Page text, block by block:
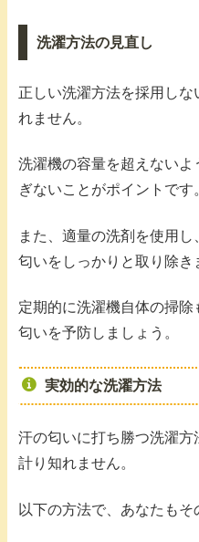
洗濯方法の見直し
正しい洗濯方法を採用し
れません。
洗濯機の容量を超えない
ぎないことがポイントです
また、適量の洗剤を使用
匂いをしっかりと取り除き
定期的に洗濯機自体の掃
匂いを予防しましょう。
実効的な洗濯方法
汗の匂いに打ち勝つ洗濯
計り知れません。
以下の方法で、あなたもそ